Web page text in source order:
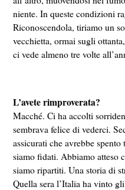
niente. In queste condizioni
Riconoscendola, tiriamo un
vecchietta, ormai sugli
ci vede almeno tre volte
L’avete rimproverata?
Macché. Ci ha accolti
sembrava felice di vederci.
assicurati che avrebbe
siamo fidati. Abbiamo atteso
siamo ripartiti. Una storia di
Quella sera l’Italia ha vinto